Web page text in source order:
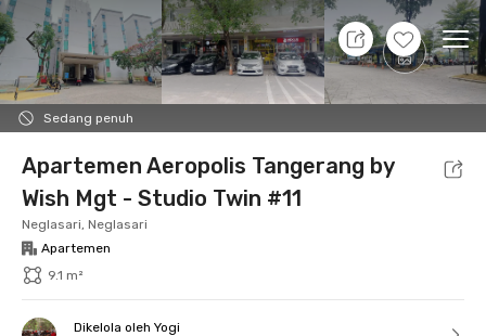
+12
Sedang penuh
8 Agt 26 - Belum tahu
Foto Fasilitas bersama Lokasi Aturan
Apartemen Aeropolis Tangerang by
Wish Mgt - Studio Twin #11
Neglasari, Neglasari
Apartemen
9.1 m²
Dikelola oleh Yogi